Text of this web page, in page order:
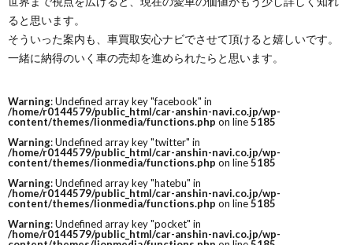
ると思います。
そういった案内も、車買取安心ナビでさせて頂けると嬉しいです。
一緒に納得のいく車の売却を進められたらと思います。
Warning: Undefined array key "facebook" in
/home/r0144579/public_html/car-anshin-navi.co.jp/wp-
content/themes/lionmedia/functions.php on line5185
Warning: Undefined array key "twitter" in
/home/r0144579/public_html/car-anshin-navi.co.jp/wp-
content/themes/lionmedia/functions.php on line5185
Warning: Undefined array key "hatebu" in
/home/r0144579/public_html/car-anshin-navi.co.jp/wp-
content/themes/lionmedia/functions.php on line5185
Warning: Undefined array key "pocket" in
/home/r0144579/public_html/car-anshin-navi.co.jp/wp-